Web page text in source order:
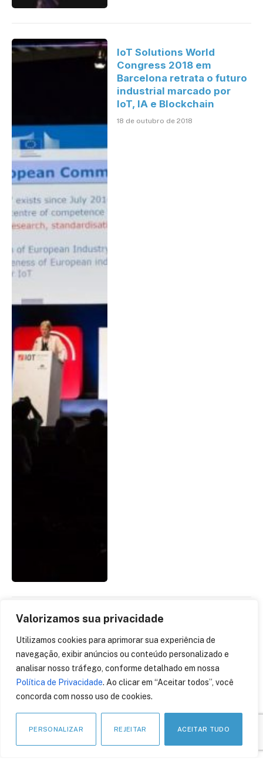
Valorizamos sua privacidade
Utilizamos cookies para aprimorar sua experiência de
navegação, exibir anúncios ou conteúdo personalizado e
analisar nosso tráfego, conforme detalhado em nossa
Política de Privacidade. Ao clicar em “Aceitar todos”, você
concorda com nosso uso de cookies.
PERSONALIZAR REJEITAR ACEITAR TUDO
IoT Solutions World
Congress 2018 em
Barcelona retrata o futuro
industrial marcado por
IoT, IA e Blockchain
18 de outubro de 2018
O futuro das mulheres na
segurança cibernética.
Por Longinus Timochenco
17 de outubro de 2018